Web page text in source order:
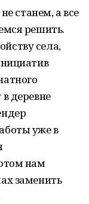
станем, а все
решить.
села,
деревне
уже в
нам
заменить